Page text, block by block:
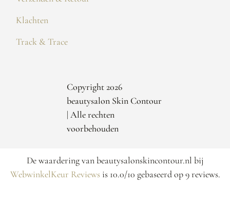
Klachten
Track & Trace
Copyright 2026
beautysalon Skin Contour
| Alle rechten
voorbehouden
De waardering van beautysalonskincontour.nl bij
WebwinkelKeur Reviewsis 10.0/10 gebaseerd op 9 reviews.